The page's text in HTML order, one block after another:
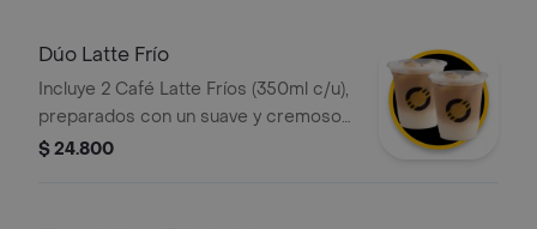
Dúo Latte Frío
Incluye 2 Café Latte Fríos (350ml c/u),
preparados con un suave y cremoso
espresso porciento colombiano, la
$ 24.800